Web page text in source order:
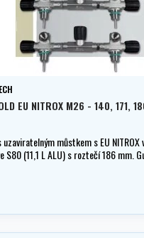
EU NITROX M26 - 140, 171,
můstkem s EU NITROX
S80 (11,1 L ALU) s roztečí 186 mm.
na dva monoventily.